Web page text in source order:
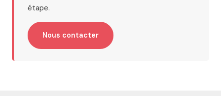
étape.
Nous contacter